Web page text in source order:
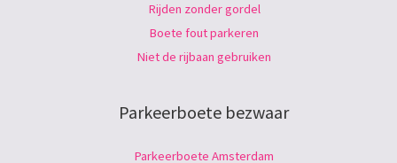
Rijden zonder gordel
Boete fout parkeren
Niet de rijbaan gebruiken
Parkeerboete bezwaar
Parkeerboete Amsterdam